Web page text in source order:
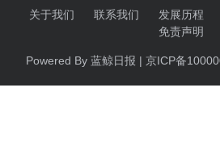
关于我们 联系我们 发展历程
免责声明
Powered By 蓝鲸日报 | 京ICP备